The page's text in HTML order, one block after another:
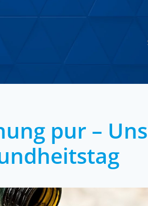
pur –